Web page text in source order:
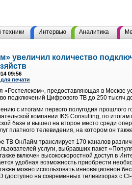
Интервью Аналитика
увеличил количество
09:56
печати
«Ростелеком», предоставляющая в Москве
подключений Цифрового ТВ до 250 тысяч
с итогами первого полугодия
компании IKS Consulting, по
базе и вышел на второе место среди
платного телевидения, на котором он
ТВ ОнЛайм транслирует 170 каналов
услуги, выбравших пакет
включен высокоскоростной доступ в
удобная возможность приобрести
можно использовать инновационное
(доступно на современных телевизорах с